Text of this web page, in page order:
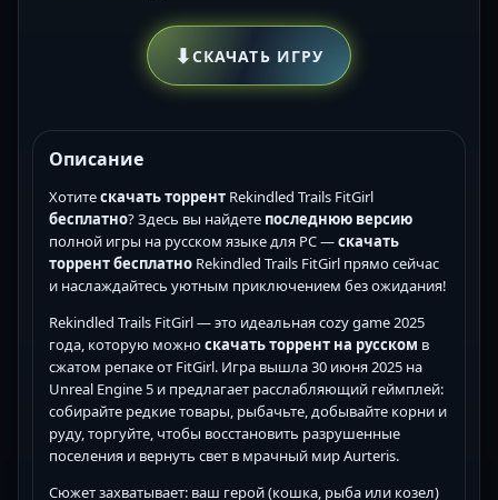
⬇СКАЧАТЬ ИГРУ
Описание
Хотитескачать торрент Rekindled Trails FitGirl
бесплатно? Здесь вы найдете последнюю версию
полной игры на русском языке для PC —скачать
торрент бесплатно Rekindled Trails FitGirl прямо сейчас
и наслаждайтесь уютным приключением без ожидания!
Rekindled Trails FitGirl — это идеальная cozy game 2025
года, которую можноскачать торрент на русском в
сжатом репаке от FitGirl. Игра вышла 30 июня 2025 на
Unreal Engine 5 и предлагает расслабляющий геймплей:
собирайте редкие товары, рыбачьте, добывайте корни и
руду, торгуйте, чтобы восстановить разрушенные
поселения и вернуть свет в мрачный мир Aurteris.
Сюжет захватывает: ваш герой (кошка, рыба или козел)